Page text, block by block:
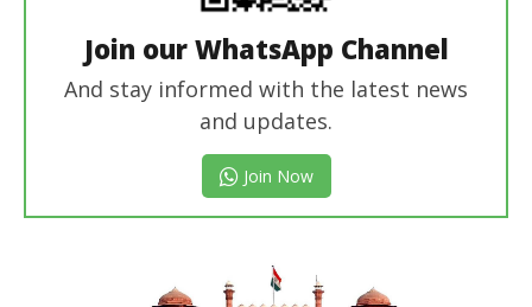
Join our WhatsApp Channel
And stay informed with the latest news
and updates.
Join Now